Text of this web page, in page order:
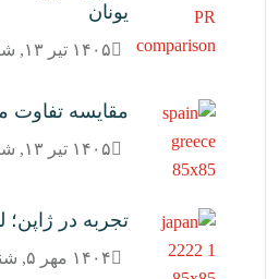
یونان
۱۴۰۵ تیر ۱۳, شنبه
مقایسه تفاوت
۱۴۰۵ تیر ۱۳, شنبه
تجربه در ژاپن؛
۱۴۰۴ مهر ۵, شنبه